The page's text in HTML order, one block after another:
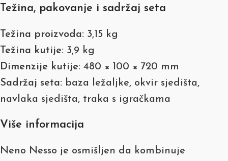
Težina, pakovanje i sadržaj seta
Težina proizvoda: 3,15 kg
Težina kutije: 3,9 kg
Dimenzije kutije: 480 × 100 × 720 mm
Sadržaj seta: baza ležaljke, okvir sjedišta,
navlaka sjedišta, traka s igračkama
Više informacija
Neno Nesso je osmišljen da kombinuje